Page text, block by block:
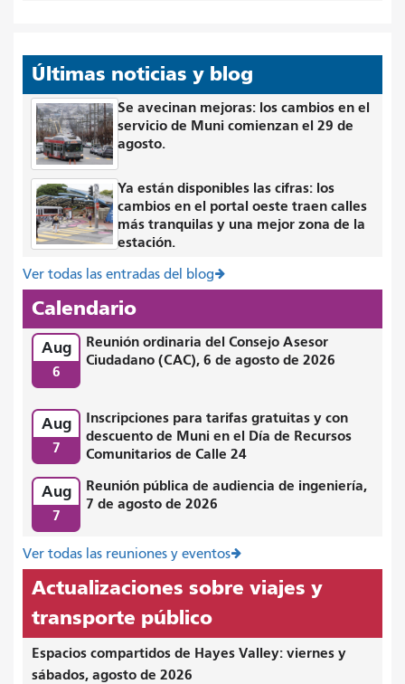
Últimas noticias y blog
Se avecinan mejoras: los cambios en el
servicio de Muni comienzan el 29 de
agosto.
Ya están disponibles las cifras: los
cambios en el portal oeste traen calles
más tranquilas y una mejor zona de la
estación.
Ver todas las entradas del blog
Calendario
Aug
6
Reunión ordinaria del Consejo Asesor
Ciudadano (CAC), 6 de agosto de 2026
Aug
7
Inscripciones para tarifas gratuitas y con
descuento de Muni en el Día de Recursos
Comunitarios de Calle 24
Aug
7
Reunión pública de audiencia de ingeniería,
7 de agosto de 2026
Ver todas las reuniones y eventos
Actualizaciones sobre viajes y
transporte público
Espacios compartidos de Hayes Valley: viernes y
sábados, agosto de 2026